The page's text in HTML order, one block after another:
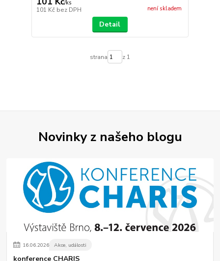
/ks
101 Kč bez DPH není skladem
Detail
strana z 1
Novinky z našeho blogu
16.06.2026 Akce, události
konference CHARIS